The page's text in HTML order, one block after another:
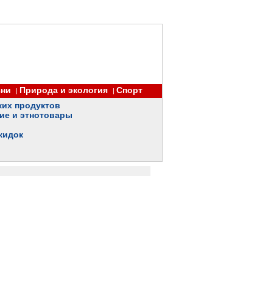
| Природа и экология | Спорт
продуктов
и этнотовары